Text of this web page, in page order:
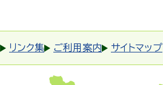
リンク集 ご利用案内 サイトマップ